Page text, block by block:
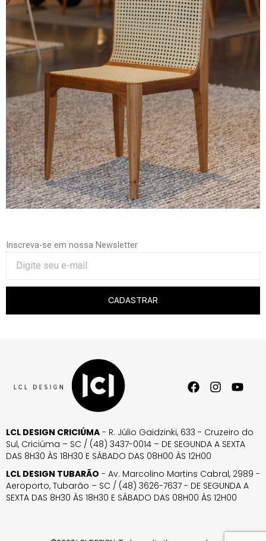
Inscreva-se em nossa Newsletter
CADASTRAR
LCL DESIGN CRICIÚMA - R. Júlio Gaidzinki, 633 - Cruzeiro do
Sul, Criciúma – SC / (48) 3437-0014 – DE SEGUNDA A SEXTA
DAS 8H30 ÀS 18H30 E SÁBADO DAS 08H00 ÀS 12H00
LCL DESIGN TUBARÃO - Av. Marcolino Martins Cabral, 2989 -
Aeroporto, Tubarão – SC / (48) 3626-7637 - DE SEGUNDA A
SEXTA DAS 8H30 ÀS 18H30 E SÁBADO DAS 08H00 ÀS 12H00